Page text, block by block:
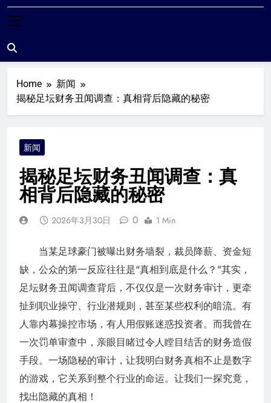
Home
新闻
揭秘足坛财务丑闻调查：真相背后隐藏的秘密
新闻
揭秘足坛财务丑闻调查：真
相背后隐藏的秘密
2026年3月30日 0 1 Min
当某足球豪门被曝出财务墙裂，裁员降薪、资金短
缺，公众的第一反应往往是“真相到底是什么？”其实，
足坛财务丑闻调查背后，不仅仅是一次财务审计，更牵
扯到职业操守、行业潜规则，甚至某些权利的暗流。有
人靠内幕操控市场，有人用假账迷惑投资者。而我曾在
一次罚单审查中，亲眼目睹过令人瞠目结舌的财务造假
手段。一场隐秘的审计，让我明白财务真相不止是数字
的游戏，它关系到整个行业的命运。让我们一探究竟，
找出隐藏的真相！